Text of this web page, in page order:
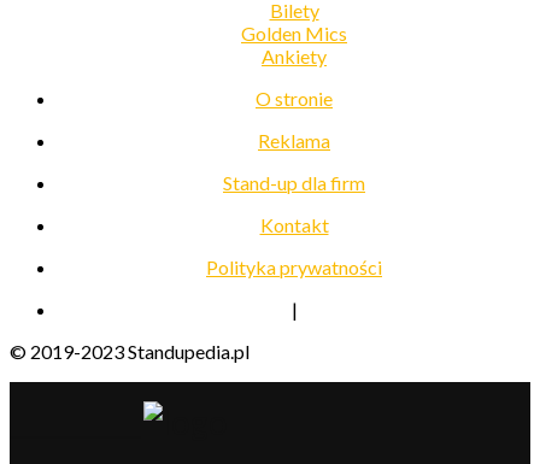
Bilety
Golden Mics
Ankiety
O stronie
Reklama
Stand-up dla firm
Kontakt
Polityka prywatności
|
© 2019-2023 Standupedia.pl